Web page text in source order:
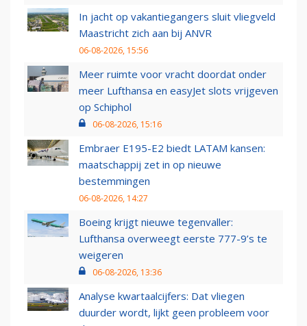
In jacht op vakantiegangers sluit vliegveld
Maastricht zich aan bij ANVR
06-08-2026, 15:56
Meer ruimte voor vracht doordat onder
meer Lufthansa en easyJet slots vrijgeven
op Schiphol
06-08-2026, 15:16
Embraer E195-E2 biedt LATAM kansen:
maatschappij zet in op nieuwe
bestemmingen
06-08-2026, 14:27
Boeing krijgt nieuwe tegenvaller:
Lufthansa overweegt eerste 777-9’s te
weigeren
06-08-2026, 13:36
Analyse kwartaalcijfers: Dat vliegen
duurder wordt, lijkt geen probleem voor